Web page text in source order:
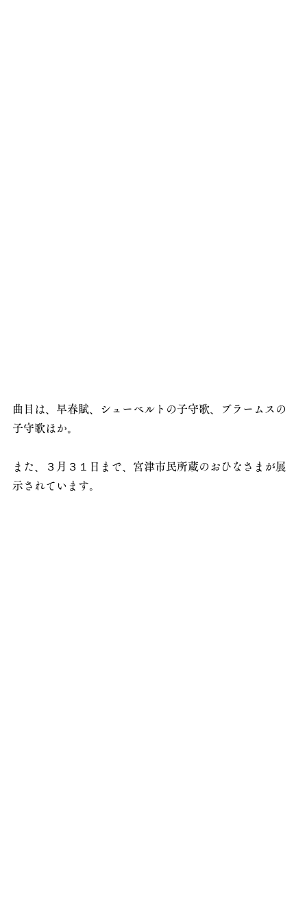
曲目は、早春賦、シューベルトの子守歌、ブラームスの
子守歌ほか。
また、３月３１日まで、宮津市民所蔵のおひなさまが展
示されています。